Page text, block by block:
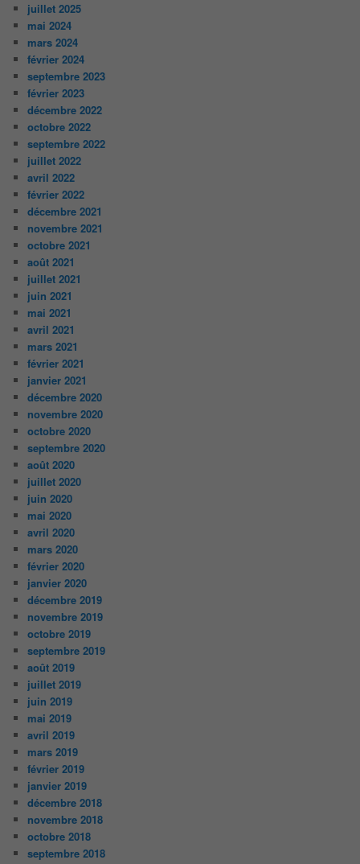
juillet 2025
mai 2024
mars 2024
février 2024
septembre 2023
février 2023
décembre 2022
octobre 2022
septembre 2022
juillet 2022
avril 2022
février 2022
décembre 2021
novembre 2021
octobre 2021
août 2021
juillet 2021
juin 2021
mai 2021
avril 2021
mars 2021
février 2021
janvier 2021
décembre 2020
novembre 2020
octobre 2020
septembre 2020
août 2020
juillet 2020
juin 2020
mai 2020
avril 2020
mars 2020
février 2020
janvier 2020
décembre 2019
novembre 2019
octobre 2019
septembre 2019
août 2019
juillet 2019
juin 2019
mai 2019
avril 2019
mars 2019
février 2019
janvier 2019
décembre 2018
novembre 2018
octobre 2018
septembre 2018